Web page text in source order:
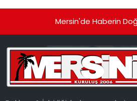
Mersin'de Haberin